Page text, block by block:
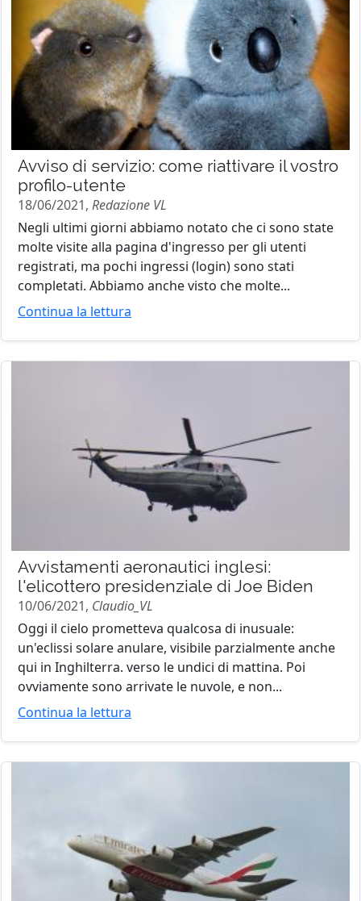
Avviso di servizio: come riattivare il vostro
profilo-utente
18/06/2021, Redazione VL
Negli ultimi giorni abbiamo notato che ci sono state
molte visite alla pagina d'ingresso per gli utenti
registrati, ma pochi ingressi (login) sono stati
completati. Abbiamo anche visto che molte...
Continua la lettura
Avvistamenti aeronautici inglesi:
l'elicottero presidenziale di Joe Biden
10/06/2021, Claudio_VL
Oggi il cielo prometteva qualcosa di inusuale:
un'eclissi solare anulare, visibile parzialmente anche
qui in Inghilterra. verso le undici di mattina. Poi
ovviamente sono arrivate le nuvole, e non...
Continua la lettura